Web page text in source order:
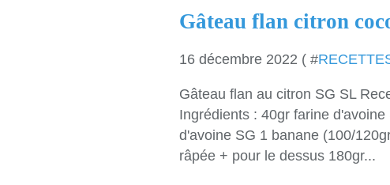
Gâteau flan citron
16 décembre 2022 ( #
Gâteau flan au citron SG SL
Ingrédients : 40gr farine
d'avoine SG 1 banane (100/
râpée + pour le dessus 180gr...